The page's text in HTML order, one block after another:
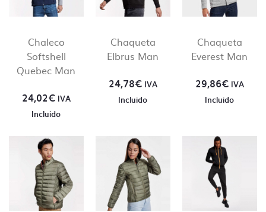
Chaleco
Softshell
Quebec Man
24,02€ IVA
Incluido
Chaqueta
Elbrus Man
24,78€ IVA
Incluido
Chaqueta
Everest Man
29,86€ IVA
Incluido